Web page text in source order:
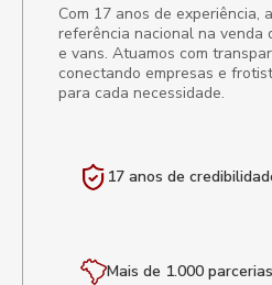
Com 17 anos de experiência,
referência nacional na venda
e vans. Atuamos com
conectando empresas e
para cada necessidade.
17 anos de
Mais de 1.000